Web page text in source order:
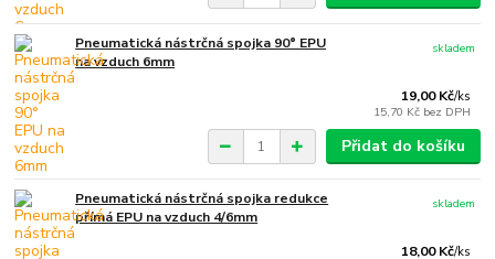
Pneumatická nástrčná spojka 90° EPU
na vzduch 6mm
19,00 Kč/ks
15,70 Kč bez DPH
skladem
Přidat do košíku
Pneumatická nástrčná spojka redukce
přímá EPU na vzduch 4/6mm
18,00 Kč/ks
skladem